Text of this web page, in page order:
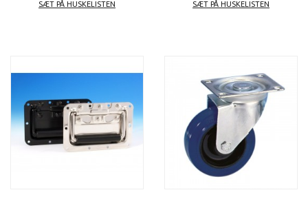
SÆT PÅ HUSKELISTEN SÆT PÅ HUSKELISTEN